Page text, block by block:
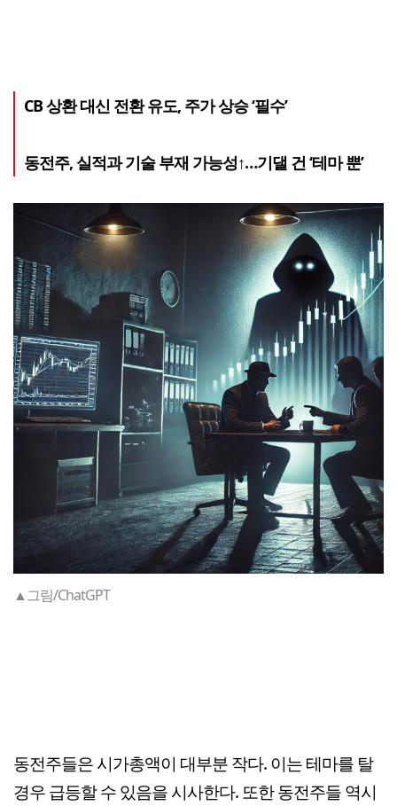
CB 상환 대신 전환 유도, 주가 상승 ‘필수’
동전주, 실적과 기술 부재 가능성↑…기댈 건 ‘테마 뿐’
▲그림/ChatGPT
동전주들은 시가총액이 대부분 작다. 이는 테마를 탈
경우 급등할 수 있음을 시사한다. 또한 동전주들 역시